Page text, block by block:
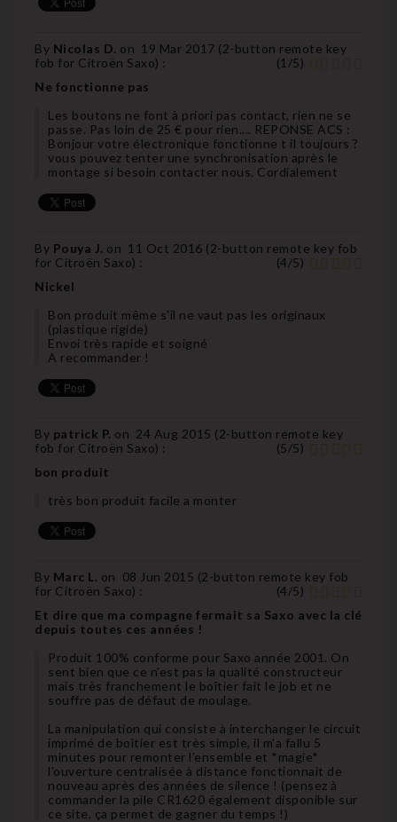
By Nicolas D. on 19 Mar 2017 (2-button remote key
fob for Citroën Saxo) : (1 /5)
Ne fonctionne pas
Les boutons ne font à priori pas contact, rien ne se
passe. Pas loin de 25 € pour rien.... REPONSE ACS :
Bonjour votre électronique fonctionne t il toujours ?
vous pouvez tenter une synchronisation après le
montage si besoin contacter nous. Cordialement
By Pouya J. on 11 Oct 2016 (2-button remote key fob
for Citroën Saxo) : (4/5)
Nickel
Bon produit même s'il ne vaut pas les originaux
(plastique rigide)
Envoi très rapide et soigné
A recommander !
By patrick P. on 24 Aug 2015 (2-button remote key
fob for Citroën Saxo) : (5/5)
bon produit
très bon produit facile a monter
By Marc L. on 08 Jun 2015 (2-button remote key fob
for Citroën Saxo) : (4/5)
Et dire que ma compagne fermait sa Saxo avec la clé
depuis toutes ces années !
Produit 100% conforme pour Saxo année 2001. On
sent bien que ce n'est pas la qualité constructeur
mais très franchement le boîtier fait le job et ne
souffre pas de défaut de moulage.
La manipulation qui consiste à interchanger le circuit
imprimé de boîtier est très simple, il m'a fallu 5
minutes pour remonter l'ensemble et *magie*
l'ouverture centralisée à distance fonctionnait de
nouveau après des années de silence ! (pensez à
commander la pile CR1620 également disponible sur
ce site, ça permet de gagner du temps !)